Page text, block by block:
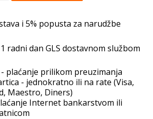
i 5% popusta za narudžbe
radni dan GLS dostavnom službom
plaćanje prilikom preuzimanja
- jednokratno ili na rate (Visa,
Maestro, Diners)
Internet bankarstvom ili